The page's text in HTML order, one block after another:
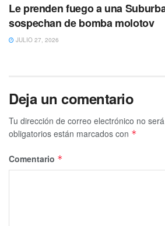
Le prenden fuego a una
sospechan de bomba molotov
JULIO 27, 2026
Deja un comentario
Tu dirección de correo electrónico no
obligatorios están marcados con *
Comentario *